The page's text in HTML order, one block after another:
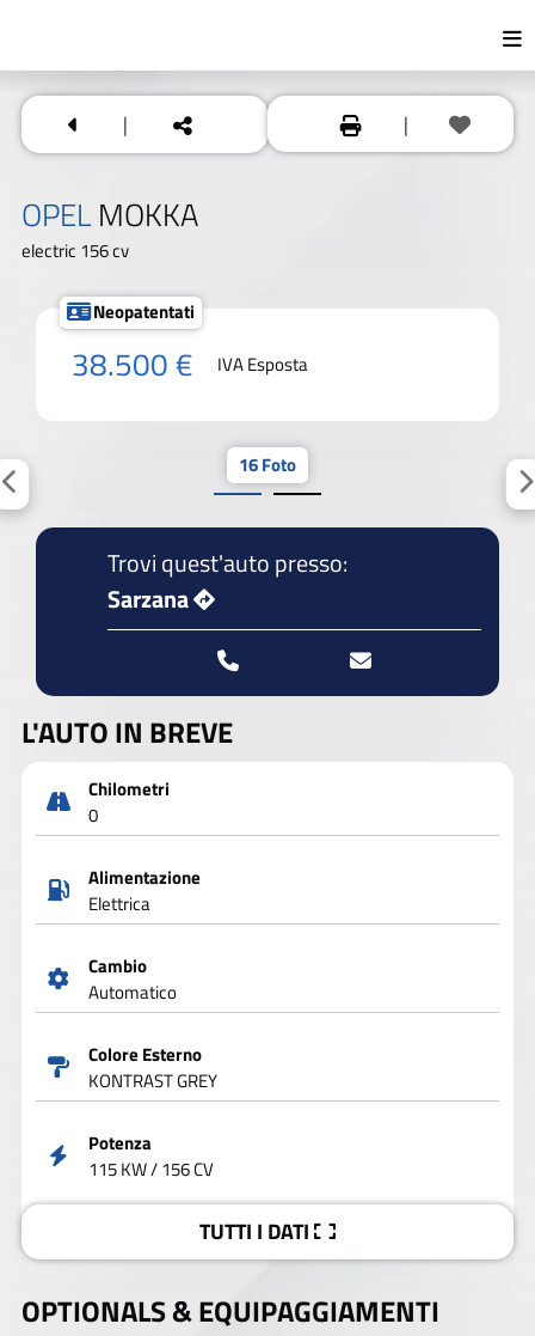
| |
OPELMOKKA
electric 156 cv
Neopatentati
38.500 € IVA Esposta
16 Foto
Trovi quest'auto presso:
Sarzana
L'AUTO IN BREVE
Chilometri
0
Alimentazione
Elettrica
Cambio
Automatico
Colore Esterno
KONTRAST GREY
Potenza
115 KW / 156 CV
TUTTI I DATI
OPTIONALS &EQUIPAGGIAMENTI